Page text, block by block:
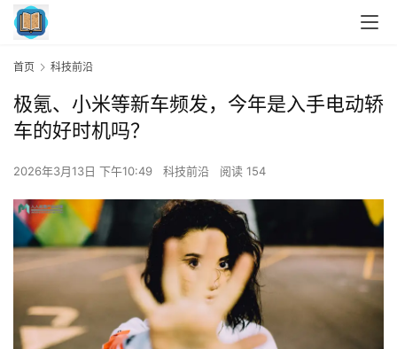
首页 科技前沿
极氪、小米等新车频发，今年是入手电动轿
车的好时机吗？
2026年3月13日 下午10:49 科技前沿 阅读 154